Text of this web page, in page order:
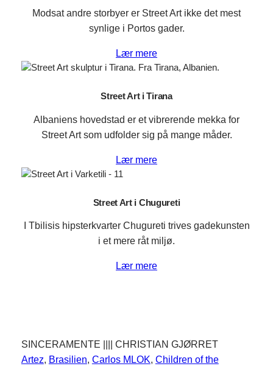
Modsat andre storbyer er Street Art ikke det mest
synlige i Portos gader.
Lær mere
Street Art i Tirana
Albaniens hovedstad er et vibrerende mekka for
Street Art som udfolder sig på mange måder.
Lær mere
Street Art i Chugureti
I Tbilisis hipsterkvarter Chugureti trives gadekunsten
i et mere råt miljø.
Lær mere
SINCERAMENTE |||| CHRISTIAN GJØRRET
Artez, Brasilien, Carlos MLOK, Children of the